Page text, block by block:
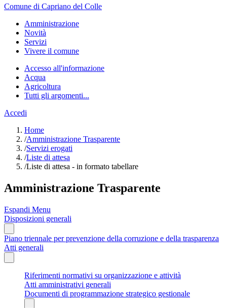
Comune di Capriano del Colle
Amministrazione
Novità
Servizi
Vivere il comune
Accesso all'informazione
Acqua
Agricoltura
Tutti gli argomenti...
Accedi
Home
/Amministrazione Trasparente
/Servizi erogati
/Liste di attesa
/Liste di attesa - in formato tabellare
Amministrazione Trasparente
Espandi Menu
Disposizioni generali
Piano triennale per prevenzione della corruzione e della trasparenza
Atti generali
Riferimenti normativi su organizzazione e attività
Atti amministrativi generali
Documenti di programmazione strategico gestionale